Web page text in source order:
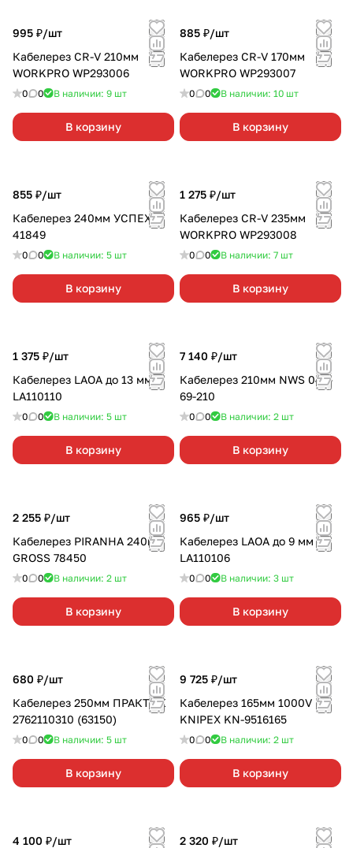
995 ₽/шт
Кабелерез CR-V 210мм
WORKPRO WP293006
0 0 В наличии: 9 шт
В корзину
885 ₽/шт
Кабелерез CR-V 170мм
WORKPRO WP293007
0 0 В наличии: 10 шт
В корзину
855 ₽/шт
Кабелерез 240мм УСПЕХ
41849
0 0 В наличии: 5 шт
В корзину
1 275 ₽/шт
Кабелерез CR-V 235мм
WORKPRO WP293008
0 0 В наличии: 7 шт
В корзину
1 375 ₽/шт
Кабелерез LAOA до 13 мм
LA110110
0 0 В наличии: 5 шт
В корзину
7 140 ₽/шт
Кабелерез 210мм NWS 043-
69-210
0 0 В наличии: 2 шт
В корзину
2 255 ₽/шт
Кабелерез PIRANHA 240мм
GROSS 78450
0 0 В наличии: 2 шт
В корзину
965 ₽/шт
Кабелерез LAOA до 9 мм
LA110106
0 0 В наличии: 3 шт
В корзину
680 ₽/шт
Кабелерез 250мм ПРАКТИК
2762110310 (63150)
0 0 В наличии: 5 шт
В корзину
9 725 ₽/шт
Кабелерез 165мм 1000V
KNIPEX KN-9516165
0 0 В наличии: 2 шт
В корзину
4 100 ₽/шт
2 320 ₽/шт